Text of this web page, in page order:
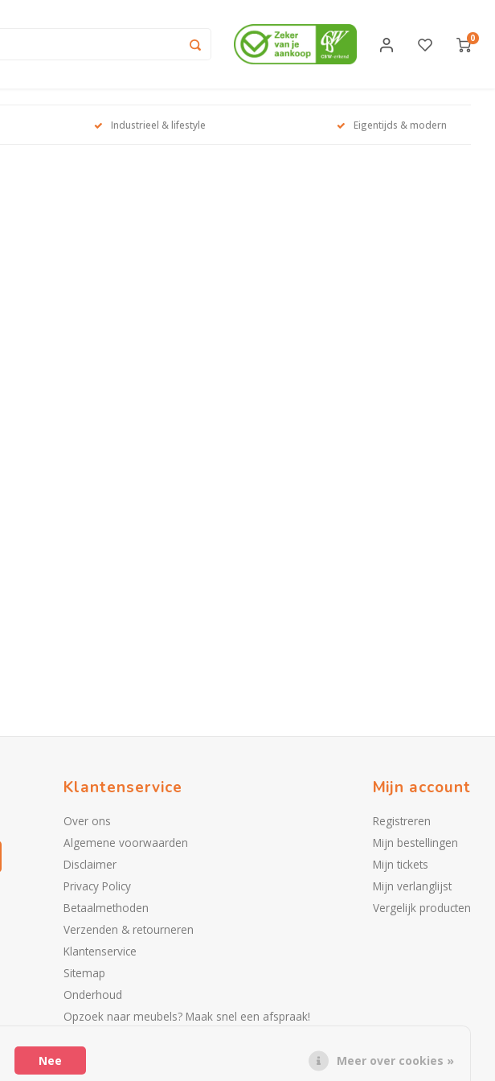
0
Industrieel & lifestyle Eigentijds & modern
Klantenservice
Over ons
Algemene voorwaarden
Disclaimer
Privacy Policy
Betaalmethoden
Verzenden & retourneren
Klantenservice
Sitemap
Onderhoud
Opzoek naar meubels? Maak snel een afspraak!
Mijn account
Registreren
Mijn bestellingen
Mijn tickets
Mijn verlanglijst
Vergelijk producten
Nee Meer over cookies »